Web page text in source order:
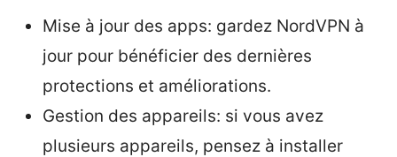
Mise à jour des apps: gardez NordVPN à
jour pour bénéficier des dernières
protections et améliorations.
Gestion des appareils: si vous avez
plusieurs appareils, pensez à installer